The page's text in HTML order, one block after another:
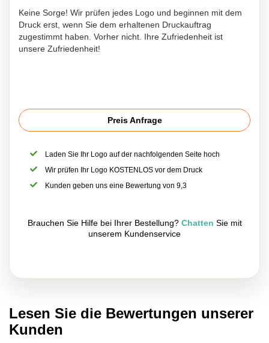
Keine Sorge! Wir prüfen jedes Logo und beginnen mit dem
Druck erst, wenn Sie dem erhaltenen Druckauftrag
zugestimmt haben. Vorher nicht. Ihre Zufriedenheit ist
unsere Zufriedenheit!
Preis Anfrage
Laden Sie Ihr Logo auf der nachfolgenden Seite hoch
Wir prüfen Ihr Logo KOSTENLOS vor dem Druck
Kunden geben uns eine Bewertung von 9,3
Brauchen Sie Hilfe bei Ihrer Bestellung? Chatten Sie mit
unserem Kundenservice
Lesen Sie die Bewertungen unserer
Kunden